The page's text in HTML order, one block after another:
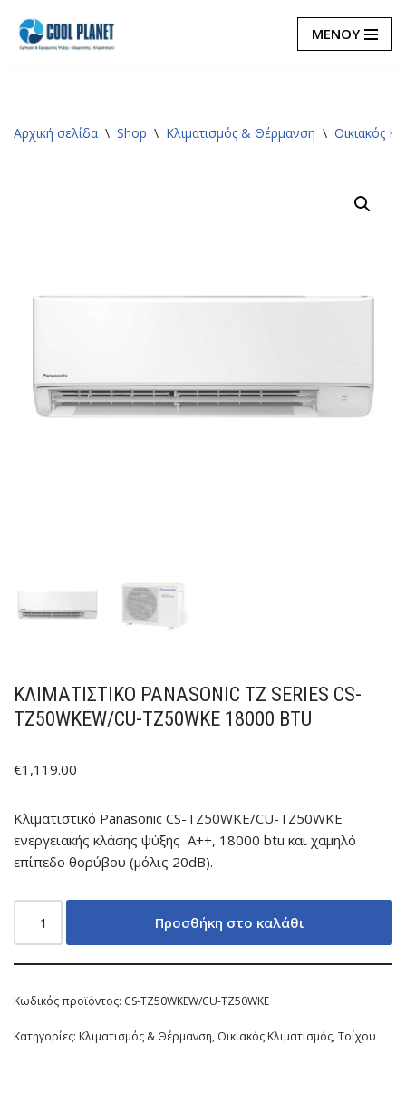
Μεταπηδήστε
ΜΕΝΟΥ
Αρχική σελίδα \ Shop \ Κλιματισμός & Θέρμανση \ Οικιακός
ΚΛΙΜΑΤΙΣΤΙΚΟ PANASONIC TZ SERIES CS-
TZ50WKEW/CU-TZ50WKE 18000 BTU
€1,119.00
Κλιματιστικό Panasonic CS-TZ50WKE/CU-TZ50WKE
ενεργειακής κλάσης ψύξης A++, 18000 btu και χαμηλό
επίπεδο θορύβου (μόλις 20dB).
Προσθήκη στο καλάθι
Κωδικός προϊόντος: CS-TZ50WKEW/CU-TZ50WKE
Κατηγορίες: Κλιματισμός & Θέρμανση, Οικιακός Κλιματισμός,Τοίχου